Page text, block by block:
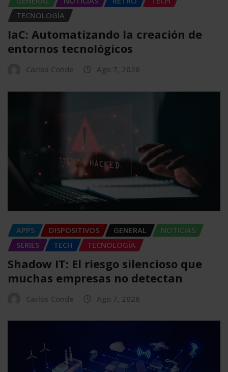
TECNOLOGÍA
IaC: Automatizando la creación de
entornos tecnológicos
Carlos Conde Ago 7, 2026
APPS DISPOSITIVOS GENERAL
NOTICIAS
SERIES
TECH TECNOLOGÍA
Shadow IT: El riesgo silencioso que
muchas empresas no detectan
Carlos Conde Ago 7, 2026